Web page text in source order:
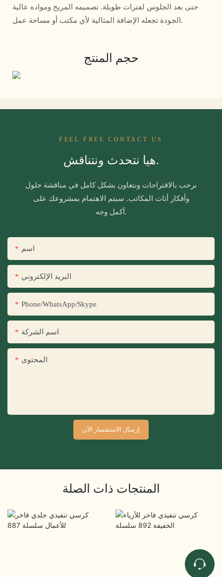
حتى بعد الجلوس لفترات طويلة. تصميمه المريح ومواده عالية
الجودة تجعله الإضافة المثالية لأي مكتب أو مساحة عمل.
حجم المنتج
FEEL FREE CONTACT US
هيا نتحدث ونتناقش.
نرحب بالاقتراحات ونتعاون بشكل كامل في مناقشة حلول
وأفكار أثاث المكاتب. سيتم الاهتمام بمشروعك على
أكمل وجه.
اسم
البريد الإلكتروني
Phone/WhatsApp/Skype
اسم الشركة
المحتوى
إرسال الاستفسار الآن
المنتجات ذات الصلة